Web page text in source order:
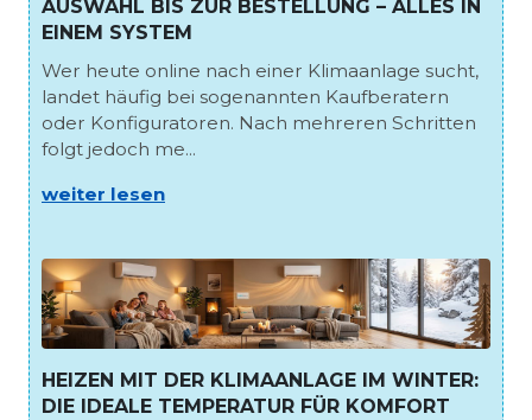
AUSWAHL BIS ZUR BESTELLUNG – ALLES IN
EINEM SYSTEM
Wer heute online nach einer Klimaanlage sucht,
landet häufig bei sogenannten Kaufberatern
oder Konfiguratoren. Nach mehreren Schritten
folgt jedoch me...
weiter lesen
HEIZEN MIT DER KLIMAANLAGE IM WINTER:
DIE IDEALE TEMPERATUR FÜR KOMFORT